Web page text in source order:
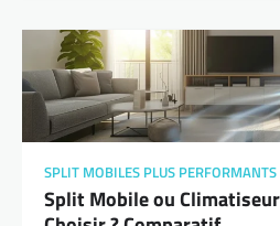
SPLIT MOBILES PLUS PERFORMANTS
Split Mobile ou